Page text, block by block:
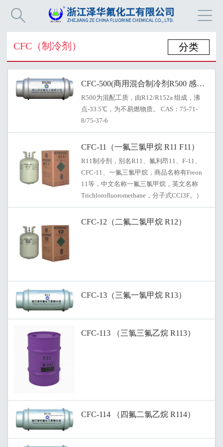


CFC（制冷剂） 分类
CFC-500(商用混合制冷剂R500 感温材料
R500为混配工质，由R12/R152a 组成，沸
点-33.5℃，为不易燃物质。 CAS：75-71-
8/75-37-6
CFC-11（一氟三氯甲烷 R11 F11）
R11制冷剂，别名R11、氟利昂11、F-11、
CFC-11、一氟三氯甲烷，商品名称有Freon
11等，中文名称一氟三氯甲烷，英文名称
Trichlorofluoromethane，分子式CCl3F。）
CFC-12（二氟二氯甲烷 R12）
CFC-13（三氟一氯甲烷 R13）
CFC-113 （三氯三氟乙烷 R113）
CFC-114 （四氟二氯乙烷 R114）